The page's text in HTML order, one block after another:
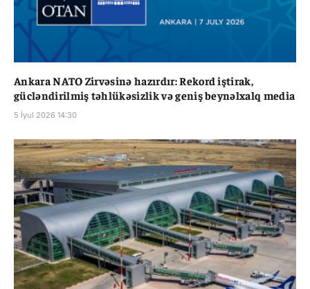
Ankara NATO Zirvəsinə hazırdır: Rekord iştirak,
gücləndirilmiş təhlükəsizlik və geniş beynəlxalq media
5 İyul 2026 14:30